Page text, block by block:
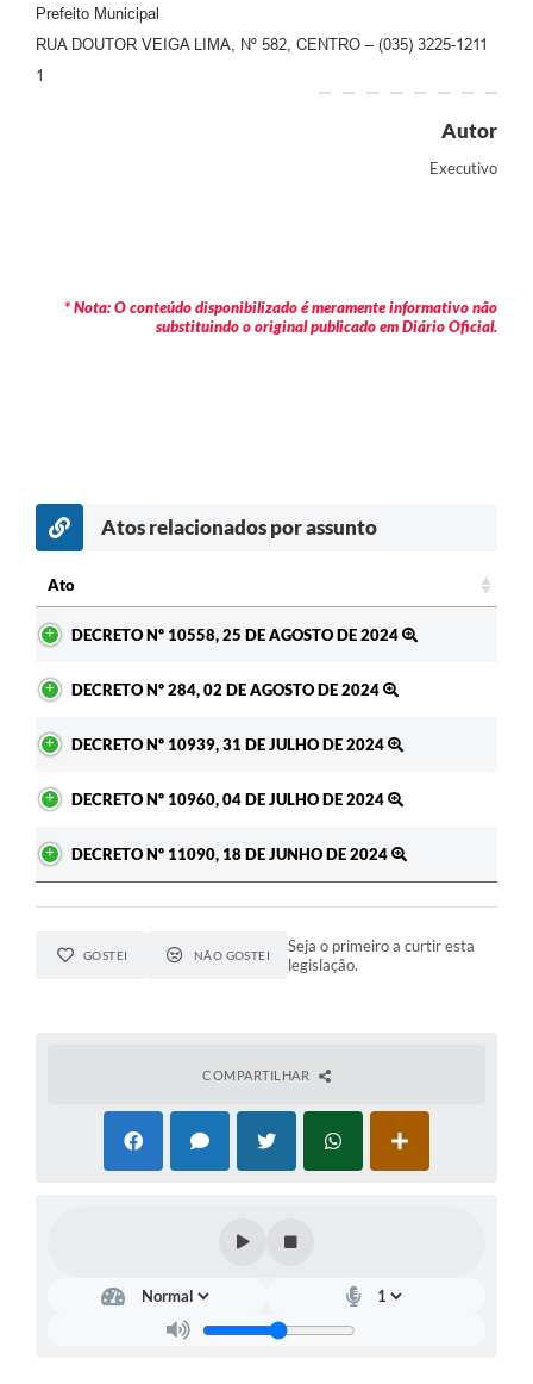
Prefeito Municipal
RUA DOUTOR VEIGA LIMA, Nº 582, CENTRO – (035) 3225-1211
1
Autor
Executivo
* Nota: O conteúdo disponibilizado é meramente informativo não
substituindo o original publicado em Diário Oficial.
Atos relacionados por assunto
Ato
DECRETO Nº 10558, 25 DE AGOSTO DE 2024
DECRETO Nº 284, 02 DE AGOSTO DE 2024
DECRETO Nº 10939, 31 DE JULHO DE 2024
DECRETO Nº 10960, 04 DE JULHO DE 2024
DECRETO Nº 11090, 18 DE JUNHO DE 2024
GOSTEI NÃO GOSTEI
Seja o primeiro a curtir esta
legislação.
COMPARTILHAR